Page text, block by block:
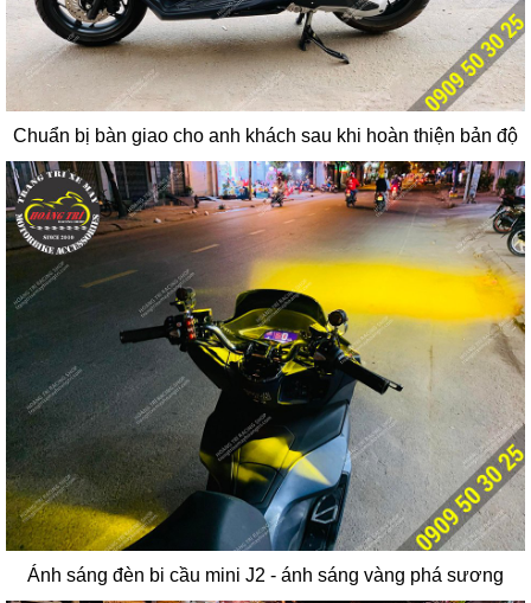
Chuẩn bị bàn giao cho anh khách sau khi hoàn thiện bản độ
Ánh sáng đèn bi cầu mini J2 - ánh sáng vàng phá sương